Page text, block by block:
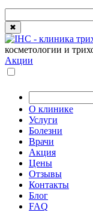
✖
косметологии и
Акции
О клинике
Услуги
Болезни
Врачи
Акция
Цены
Отзывы
Контакты
Блог
FAQ